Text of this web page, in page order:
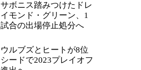
サボニス踏みつけたドレ
イモンド・グリーン、1
試合の出場停止処分へ
ウルブズとヒートが8位
シードで2023プレイオフ